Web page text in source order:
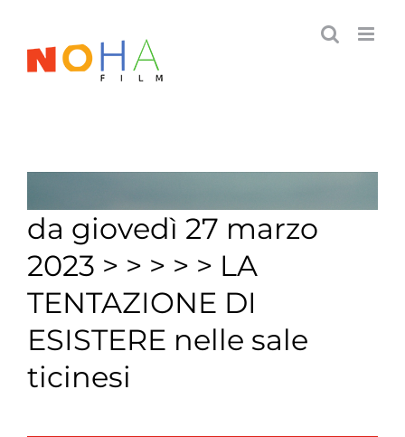
contenuto
da giovedì 27 marzo
2023 > > > > > LA
TENTAZIONE DI
ESISTERE nelle sale
ticinesi